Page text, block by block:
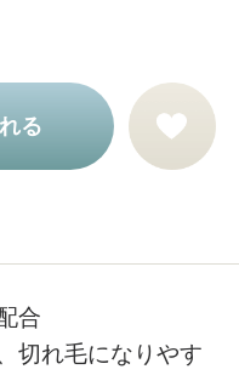
る
合
切れ毛になりやす